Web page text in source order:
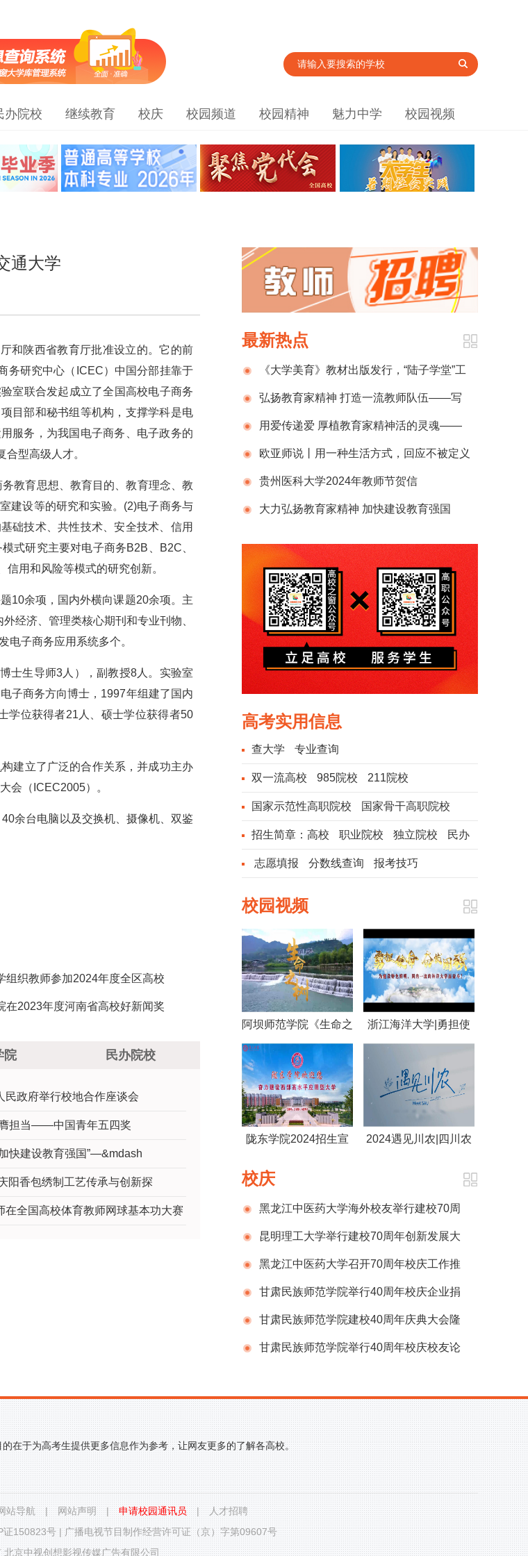
办院校 继续教育 校庆 校园频道 校园精神 魅力中学 校园视频
通大学
和陕西省教育厅批准设立的。它的前
务研究中心（ICEC）中国分部挂靠于
室联合发起成立了全国高校电子商务
目部和秘书组等机构，支撑学科是电
服务，为我国电子商务、电子政务的
型高级人才。
教育思想、教育目的、教育理念、教
建设等的研究和实验。(2)电子商务与
础技术、共性技术、安全技术、信用
式研究主要对电子商务B2B、B2C、
用和风险等模式的研究创新。
10余项，国内外横向课题20余项。主
经济、管理类核心期刊和专业刊物、
电子商务应用系统多个。
士生导师3人），副教授8人。实验室
子商务方向博士，1997年组建了国内
学位获得者21人、硕士学位获得者50
建立了广泛的合作关系，并成功主办
会（ICEC2005）。
余台电脑以及交换机、摄像机、双鉴
组织教师参加2024年度全区高校
讨会暨党的二十届三中全会精
在2023年度河南省高校好新闻奖
院 民办院校
民政府举行校地合作座谈会
担当——中国青年五四奖
快建设教育强国”—&mdash
香包绣制工艺传承与创新探
在全国高校体育教师网球基本功大赛
最新热点
《大学美育》教材出版发行，“陆子学堂”工
作再添重要成果
弘扬教育家精神 打造一流教师队伍——写
在第40个教师节到来之际
用爱传递爱 厚植教育家精神活的灵魂——
江汉大学党委书记覃道明在江汉大学庆祝第40
个教师节大会上的讲话
欧亚师说丨用一种生活方式，回应不被定义
的“师”贵州医科大学2024年教师节贺信
大力弘扬教育家精神 加快建设教育强国
《师者·如光》
高考实用信息
查大学 专业查询
双一流高校 985院校 211院校
国家示范性高职院校 国家骨干高职院校
招生简章： 高校 职业院校 独立院校 民办
院校志愿填报 分数线查询 报考技巧
校园视频
阿坝师范学院《生命之
树》
浙江海洋大学|勇担使
色鲜明，国内一流的海
洋大学而奋斗！
陇东学院2024招生宣 2024遇见川农|四川农
校庆
黑龙江中医药大学海外校友举行建校70周
年庆祝活动
昆明理工大学举行建校70周年创新发展大
会 黑龙江中医药大学召开70周年校庆工作推
进会议甘肃民族师范学院举行40周年校庆企业捐
赠仪式甘肃民族师范学院建校40周年庆典大会隆
重举行甘肃民族师范学院举行40周年校庆校友论
在于为高考生提供更多信息作为参考，让网友更多的了解各高校。
站导航 | 网站声明 | 申请校园通讯员 |
人才招聘
证150823号|广播电视节目制作经营许可证（京）字第09607号
北京中视创想影视传媒广告有限公司